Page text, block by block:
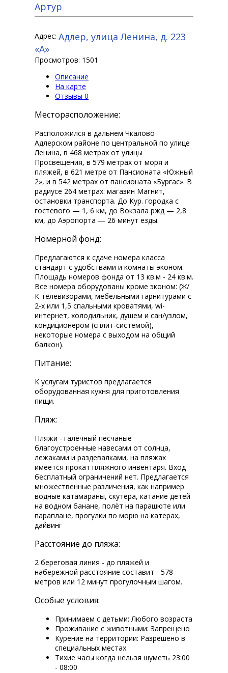
Артур
Адрес: Адлер, улица Ленина, д. 223
«А»
Просмотров: 1501
Описание
На карте
Отзывы 0
Месторасположение:
Расположился в дальнем Чкалово
Адлерском районе по центральной по улице
Ленина, в 468 метрах от улицы
Просвещения, в 579 метрах от моря и
пляжей, в 621 метре от Пансионата «Южный
2», и в 542 метрах от пансионата «Бургас». В
радиусе 264 метрах: магазин Магнит,
остановки транспорта. До Кур. городка с
гостевого — 1, 6 км, до Вокзала ржд — 2,8
км, до Аэропорта — 26 минут езды.
Номерной фонд:
Предлагаются к сдаче номера класса
стандарт с удобствами и комнаты эконом.
Площадь номеров фонда от 13 кв.м - 24 кв.м.
Все номера оборудованы кроме эконом: (Ж/
К телевизорами, мебельными гарнитурами с
2-х или 1,5 спальными кроватями, wi-fi
интернет, холодильник, душем и сан/узлом,
кондиционером (сплит-системой),
некоторые номера с выходом на общий
балкон).
Питание:
К услугам туристов предлагается
оборудованная кухня для приготовления
пищи.
Пляж:
Пляжи - галечный песчаные
благоустроенные навесами от солнца,
лежаками и раздевалками, на пляжах
имеется прокат пляжного инвентаря. Вход
бесплатный ограничений нет. Предлагается
множественные различения, как например
водные катамараны, скутера, катание детей
на водном банане, полёт на парашюте или
параплане, прогулки по морю на катерах,
дайвинг
Расстояние до пляжа:
2 береговая линия - до пляжей и
набережной расстояние составит - 578
метров или 12 минут прогулочным шагом.
Особые условия:
Принимаем с детьми: Любого возраста
Проживание с животными: Запрещено
Курение на территории: Разрешено в
специальных местах
Тихие часы когда нельзя шуметь 23:00
- 08:00